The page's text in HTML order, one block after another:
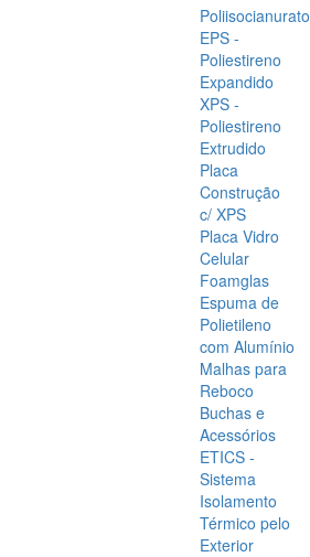
Poliisocianurato
EPS -
Poliestireno
Expandido
XPS -
Poliestireno
Extrudido
Placa
Construção
c/ XPS
Placa Vidro
Celular
Foamglas
Espuma de
Polietileno
com Alumínio
Malhas para
Reboco
Buchas e
Acessórios
ETICS -
Sistema
Isolamento
Térmico pelo
Exterior